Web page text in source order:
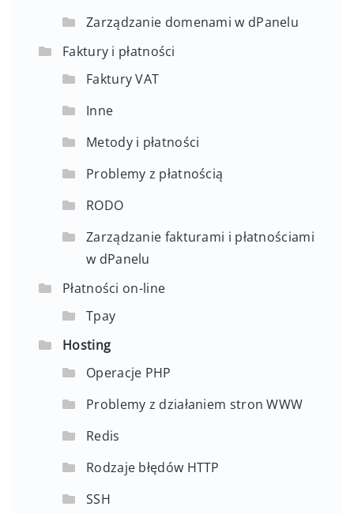
Zarządzanie domenami w dPanelu
Faktury i płatności
Faktury VAT
Inne
Metody i płatności
Problemy z płatnością
RODO
Zarządzanie fakturami i płatnościami
w dPanelu
Płatności on-line
Tpay
Hosting
Operacje PHP
Problemy z działaniem stron WWW
Redis
Rodzaje błędów HTTP
SSH